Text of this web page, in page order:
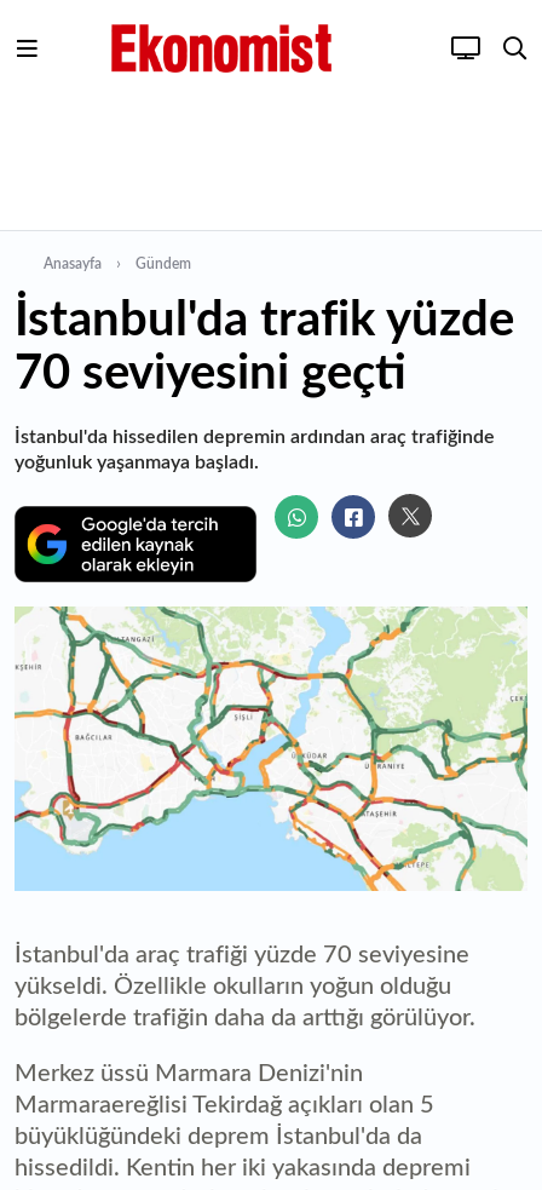
Anasayfa Gündem
İstanbul'da trafik yüzde
70 seviyesini geçti
İstanbul'da hissedilen depremin ardından araç trafiğinde
yoğunluk yaşanmaya başladı.
İstanbul'da araç trafiği yüzde 70 seviyesine
yükseldi. Özellikle okulların yoğun olduğu
bölgelerde trafiğin daha da arttığı görülüyor.
Merkez üssü Marmara Denizi'nin
Marmaraereğlisi Tekirdağ açıkları olan 5
büyüklüğündeki deprem İstanbul'da da
hissedildi. Kentin her iki yakasında depremi